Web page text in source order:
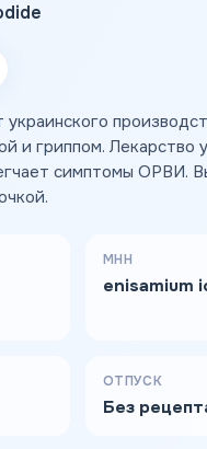
и гриппом. Лекарство
симптомы ОРВИ.
МНН
enisamium
ОТПУСК
Без